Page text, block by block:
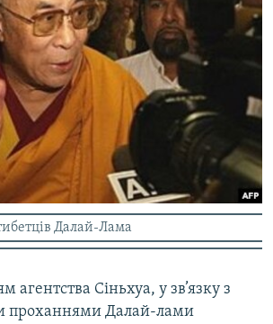
Далай-Лама
агентства Сіньхуа, у зв’язку з
проханнями Далай-лами